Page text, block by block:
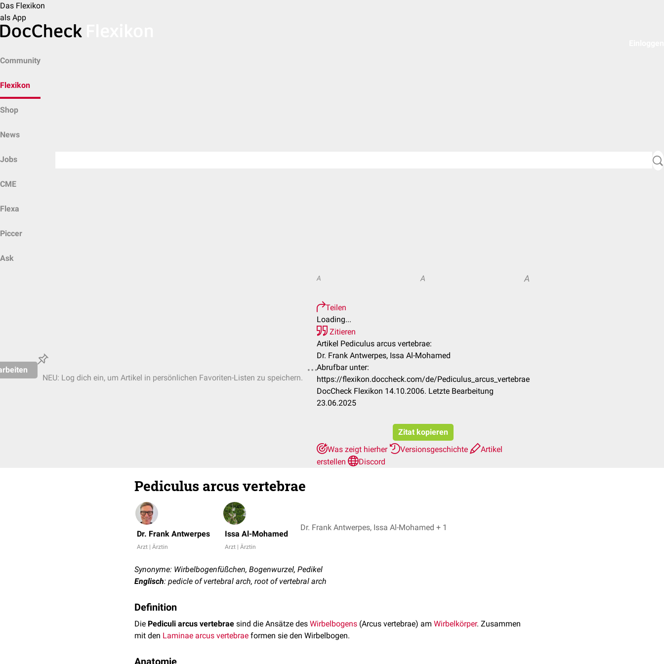
Das Flexikon
als App
Community
Flexikon
Shop
News
Jobs
CME
Flexa
Piccer
Ask
NEU: Log dich ein, um Artikel in persönlichen Favoriten-Listen zu speichern.
A A A
Teilen
Loading...
Zitieren
Artikel Pediculus arcus vertebrae:
Dr. Frank Antwerpes, Issa Al-Mohamed
Abrufbar unter:
https://flexikon.doccheck.com/de/Pediculus_arcus_vertebrae
DocCheck Flexikon 14.10.2006. Letzte Bearbeitung
23.06.2025
Zitat kopieren
Was zeigt hierher
Versionsgeschichte
Artikel
erstellen
Discord
Pediculus arcus vertebrae
Dr. Frank Antwerpes
Arzt | Ärztin
Issa Al-Mohamed
Arzt | Ärztin
Dr. Frank Antwerpes, Issa Al-Mohamed + 1
Synonyme: Wirbelbogenfüßchen, Bogenwurzel, Pedikel
Englisch: pedicle of vertebral arch, root of vertebral arch
Definition
Die Pediculi arcus vertebrae sind die Ansätze des Wirbelbogens (Arcus vertebrae) am Wirbelkörper. Zusammen
mit den Laminae arcus vertebrae formen sie den Wirbelbogen.
Anatomie